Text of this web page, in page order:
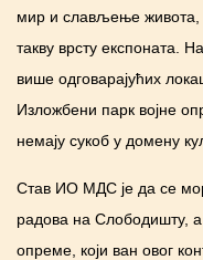
мир и слављење живота,
такву врсту експоната.
више одговарајућих
Изложбени парк војне
немају сукоб у домену
Став ИО МДС је да се
радова на Слободишту,
опреме, који ван овог